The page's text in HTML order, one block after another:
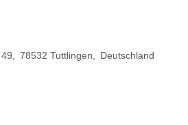
78532 Tuttlingen
Deutschland